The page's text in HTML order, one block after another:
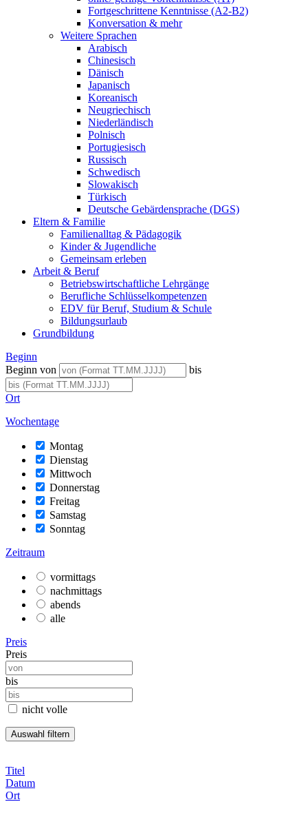
Fortgeschrittene Kenntnisse (A2-B2)
Konversation & mehr
Weitere Sprachen
Arabisch
Chinesisch
Dänisch
Japanisch
Koreanisch
Neugriechisch
Niederländisch
Polnisch
Portugiesisch
Russisch
Schwedisch
Slowakisch
Türkisch
Deutsche Gebärdensprache (DGS)
Eltern & Familie
Familienalltag & Pädagogik
Kinder & Jugendliche
Gemeinsam erleben
Arbeit & Beruf
Betriebswirtschaftliche Lehrgänge
Berufliche Schlüsselkompetenzen
EDV für Beruf, Studium & Schule
Bildungsurlaub
Grundbildung
Beginn
Beginn von
bis
Ort
Wochentage
Montag
Dienstag
Mittwoch
Donnerstag
Freitag
Samstag
Sonntag
Zeitraum
vormittags
nachmittags
abends
alle
Preis
Preis
bis
nicht volle
Titel
Datum
Ort